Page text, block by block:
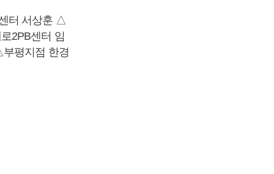
터 서상훈 △
2PB센터 임
평지점 한경